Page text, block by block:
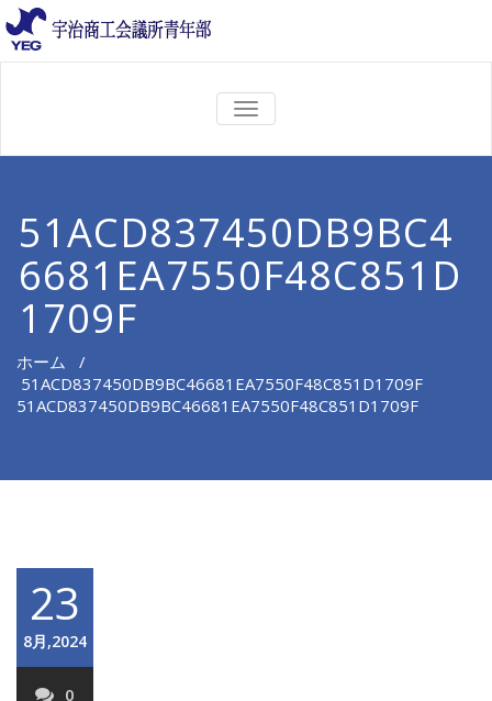
ナ
ビ
ン
を
切
り
替
51ACD837450DB9BC4
6681EA7550F48C851D
1709F
ホーム /
51ACD837450DB9BC46681EA7550F48C851D1709F
51ACD837450DB9BC46681EA7550F48C851D1709F
23
8月,2024
0